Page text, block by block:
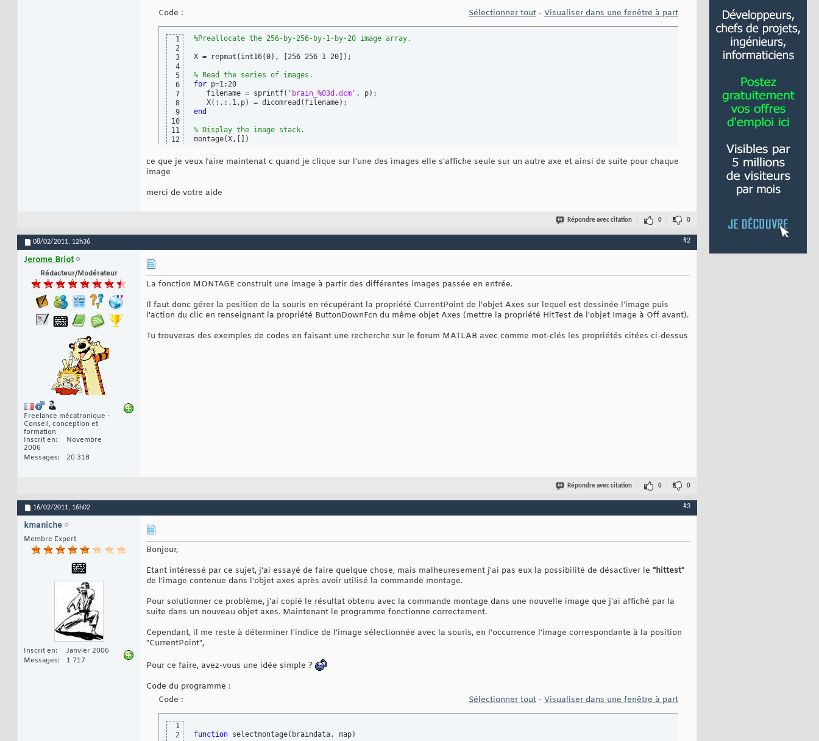
Code : Sélectionner tout - Visualiser dans une fenêtre à part
1
2
3
4
5
6
7
8
9
10
11
12
%Preallocate the 256-by-256-by-1-by-20 image array.
X = repmat ( int16(0) , 256 256 1 20 ) ;
% Read the series of images.
for p=1:20
   filename = sprintf
( 'brain_%03d.dcm' , p) ;
   X
( :,:,1,p) = dicomread ( filename)
end
% Display the image stack.
montage(X, )
ce que je veux faire maintenat c quand je clique sur l'une des images elle s'affiche seule sur un autre axe et ainsi de suite pour chaque
image
merci de votre aide
Répondre avec citation 0 0
08/02/2011, 12h36 #2
Jerome Briot
Rédacteur/Modérateur
Freelance mécatronique -
Conseil, conception et
formation
Inscrit en
Novembre
2006
Messages
20 318
La fonction MONTAGE construit une image à partir des différentes images passée en entrée.
Il faut donc gérer la position de la souris en récupérant la propriété CurrentPoint de l'objet Axes sur lequel est dessinée l'image puis
l'action du clic en renseignant la propriété ButtonDownFcn du même objet Axes (mettre la propriété HitTest de l'objet Image à Off avant).
Tu trouveras des exemples de codes en faisant une recherche sur le forum MATLAB avec comme mot-clés les propriétés citées ci-dessus
Répondre avec citation 0 0
16/02/2011, 16h02 #3
kmaniche
Membre Expert
Inscrit en
Janvier 2006
Messages
1 717
Bonjour,
Etant intéressé par ce sujet, j'ai essayé de faire quelque chose, mais malheuresement j'ai pas eux la possibilité de désactiver le "hittest"
de l'image contenue dans l'objet axes après avoir utilisé la commande montage.
Pour solutionner ce problème, j'ai copié le résultat obtenu avec la commande montage dans une nouvelle image que j'ai affiché par la
suite dans un nouveau objet axes. Maintenant le programme fonctionne correctement.
Cependant, il me reste à déterminer l'indice de l'image sélectionnée avec la souris, en l'occurrence l'image correspondante à la position
"CurrentPoint",
Pour ce faire, avez-vous une idée simple ?
Code du programme :
Code :
Sélectionner tout - Visualiser dans une fenêtre à part
1
2
function selectmontage( braindata, map)